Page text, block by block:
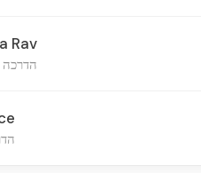
Rav
הדרכה